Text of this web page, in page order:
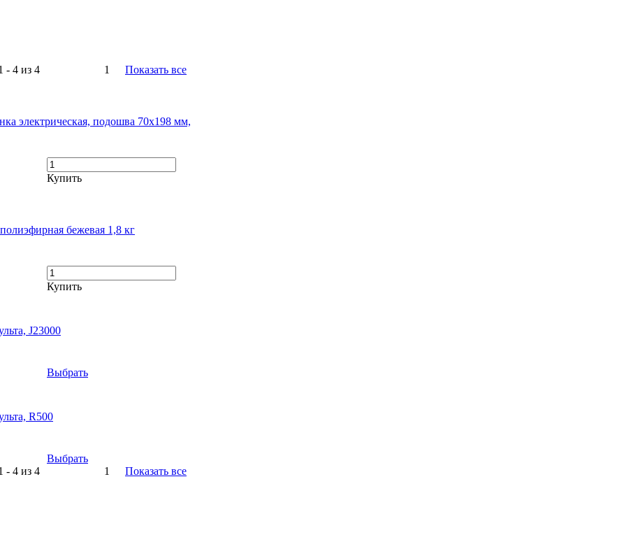
- 4 из 4 1
Показать все
электрическая, подошва 70х198 мм,
Купить
бежевая 1,8 кг
Купить
J23000
Выбрать
R500
Выбрать
- 4 из 4 1
Показать все